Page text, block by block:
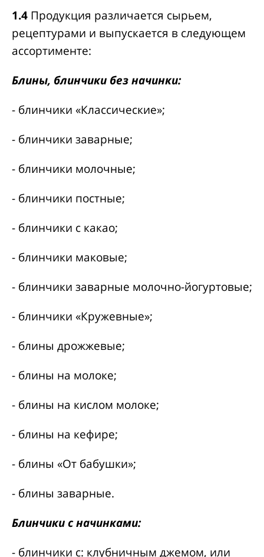
1.4 Продукция различается сырьем,
рецептурами и выпускается в следующем
ассортименте:
Блины, блинчики без начинки:
- блинчики «Классические»;
- блинчики заварные;
- блинчики молочные;
- блинчики постные;
- блинчики с какао;
- блинчики маковые;
- блинчики заварные молочно-йогуртовые;
- блинчики «Кружевные»;
- блины дрожжевые;
- блины на молоке;
- блины на кислом молоке;
- блины на кефире;
- блины «От бабушки»;
- блины заварные.
Блинчики с начинками:
- блинчики с: клубничным джемом, или